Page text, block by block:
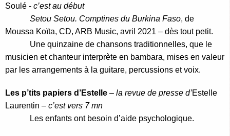
Soulé - c’est au début
Setou Setou. Comptines du Burkina Faso, de
Moussa Koïta, CD, ARB Music, avril 2021 – dès tout petit.
Une quinzaine de chansons traditionnelles, que le
musicien et chanteur interprète en bambara, mises en valeur
par les arrangements à la guitare, percussions et voix.
Les p’tits papiers d’Estelle – la revue de presse d’Estelle
Laurentin – c’est vers 7 mn
Les enfants ont besoin d’aide psychologique.